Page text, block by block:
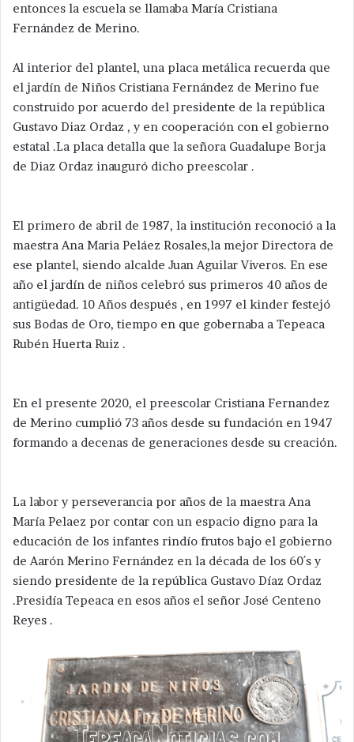
entonces la escuela se llamaba María Cristiana
Fernández de Merino.
Al interior del plantel, una placa metálica recuerda que
el jardín de Niños Cristiana Fernández de Merino fue
construido por acuerdo del presidente de la república
Gustavo Diaz Ordaz , y en cooperación con el gobierno
estatal .La placa detalla que la señora Guadalupe Borja
de Diaz Ordaz inauguró dicho preescolar .
El primero de abril de 1987, la institución reconoció a la
maestra Ana Maria Peláez Rosales,la mejor Directora de
ese plantel, siendo alcalde Juan Aguilar Viveros. En ese
año el jardín de niños celebró sus primeros 40 años de
antigüedad. 10 Años después , en 1997 el kinder festejó
sus Bodas de Oro, tiempo en que gobernaba a Tepeaca
Rubén Huerta Ruiz .
En el presente 2020, el preescolar Cristiana Fernandez
de Merino cumplió 73 años desde su fundación en 1947
formando a decenas de generaciones desde su creación.
La labor y perseverancia por años de la maestra Ana
María Pelaez por contar con un espacio digno para la
educación de los infantes rindío frutos bajo el gobierno
de Aarón Merino Fernández en la década de los 60´s y
siendo presidente de la república Gustavo Díaz Ordaz
.Presidía Tepeaca en esos años el señor José Centeno
Reyes .